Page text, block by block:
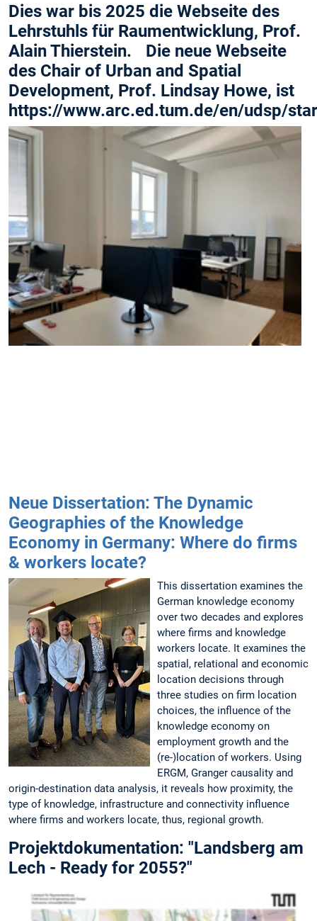
Dies war bis 2025 die Webseite des
Lehrstuhls für Raumentwicklung, Prof.
Alain Thierstein. Die neue Webseite
des Chair of Urban and Spatial
Development, Prof. Lindsay Howe, ist
https://www.arc.ed.tum.de/en/udsp/
Neue Dissertation: The Dynamic
Geographies of the Knowledge
Economy in Germany: Where do firms
& workers locate?
This dissertation examines the
German knowledge economy
over two decades and explores
where firms and knowledge
workers locate. It examines the
spatial, relational and economic
location decisions through
three studies on firm location
choices, the influence of the
knowledge economy on
employment growth and the
(re-)location of workers. Using
ERGM, Granger causality and
origin-destination data analysis, it reveals how proximity, the
type of knowledge, infrastructure and connectivity influence
where firms and workers locate, thus, regional growth.
Projektdokumentation: "Landsberg am
Lech - Ready for 2055?"